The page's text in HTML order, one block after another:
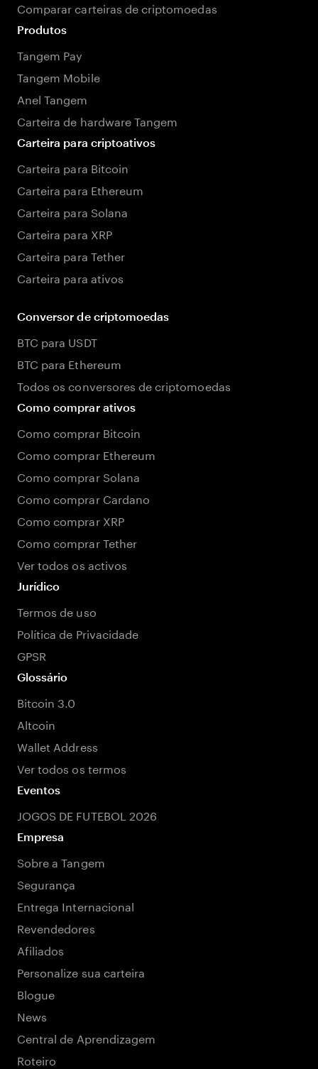
Comparar carteiras de criptomoedas
Produtos
Tangem Pay
Tangem Mobile
Anel Tangem
Carteira de hardware Tangem
Carteira para criptoativos
Carteira para Bitcoin
Carteira para Ethereum
Carteira para Solana
Carteira para XRP
Carteira para Tether
Carteira para ativos
Conversor de criptomoedas
BTC para USDT
BTC para Ethereum
Todos os conversores de criptomoedas
Como comprar ativos
Como comprar Bitcoin
Como comprar Ethereum
Como comprar Solana
Como comprar Cardano
Como comprar XRP
Como comprar Tether
Ver todos os activos
Jurídico
Termos de uso
Política de Privacidade
GPSR
Glossário
Bitcoin 3.0
Altcoin
Wallet Address
Ver todos os termos
Eventos
JOGOS DE FUTEBOL 2026
Empresa
Sobre a Tangem
Segurança
Entrega Internacional
Revendedores
Afiliados
Personalize sua carteira
Blogue
News
Central de Aprendizagem
Roteiro